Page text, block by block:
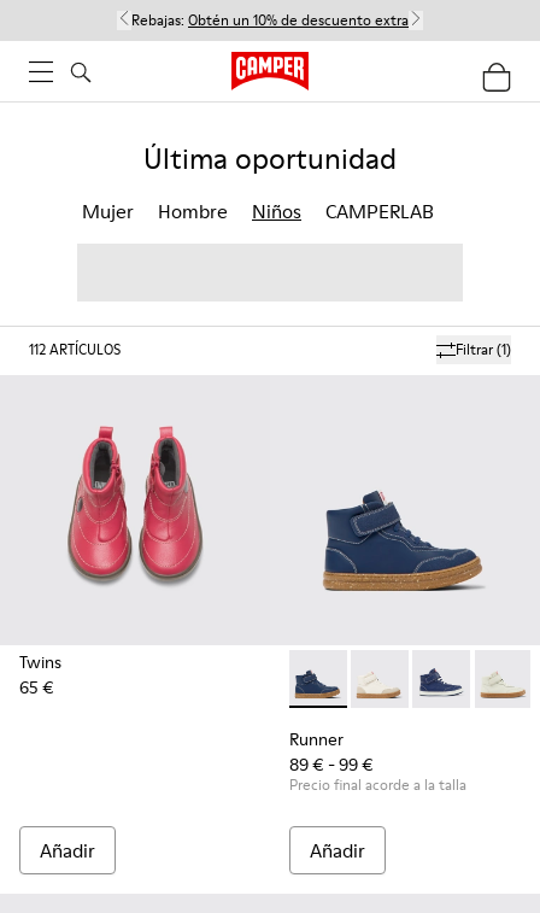
Rebajas: Obtén un 10% de descuento extra
Última oportunidad
Mujer Hombre Niños CAMPERLAB
Filtrar(1)
112ARTÍCULOS
Twins
65 €
Añadir
Runner - K900308-005 -
Runner - K900308-
Runner -
Runner
89 € - 99 €
Precio final acorde a la talla
Añadir